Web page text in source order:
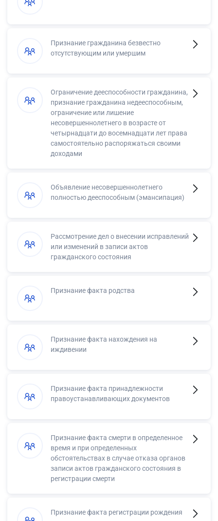
Признание гражданина безвестно
отсутствующим или умершим
Ограничение дееспособности гражданина,
признание гражданина недееспособным,
ограничение или лишение
несовершеннолетнего в возрасте от
четырнадцати до восемнадцати лет права
самостоятельно распоряжаться своими
доходами
Объявление несовершеннолетнего
полностью дееспособным (эмансипация)
Рассмотрение дел о внесении исправлений
или изменений в записи актов
гражданского состояния
Признание факта родства
Признание факта нахождения на
иждивении
Признание факта принадлежности
правоустанавливающих документов
Признание факта смерти в определенное
время и при определенных
обстоятельствах в случае отказа органов
записи актов гражданского состояния в
регистрации смерти
Признание факта регистрации рождения